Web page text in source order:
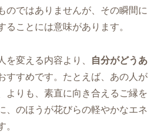
のではありませんが、その瞬間に
ることには意味があります。
を変える内容より、
自分がどうあ
すすめです。たとえば、あの人が
よりも、素直に向き合えるご縁を
、のほうが花びらの軽やかなエネ
。